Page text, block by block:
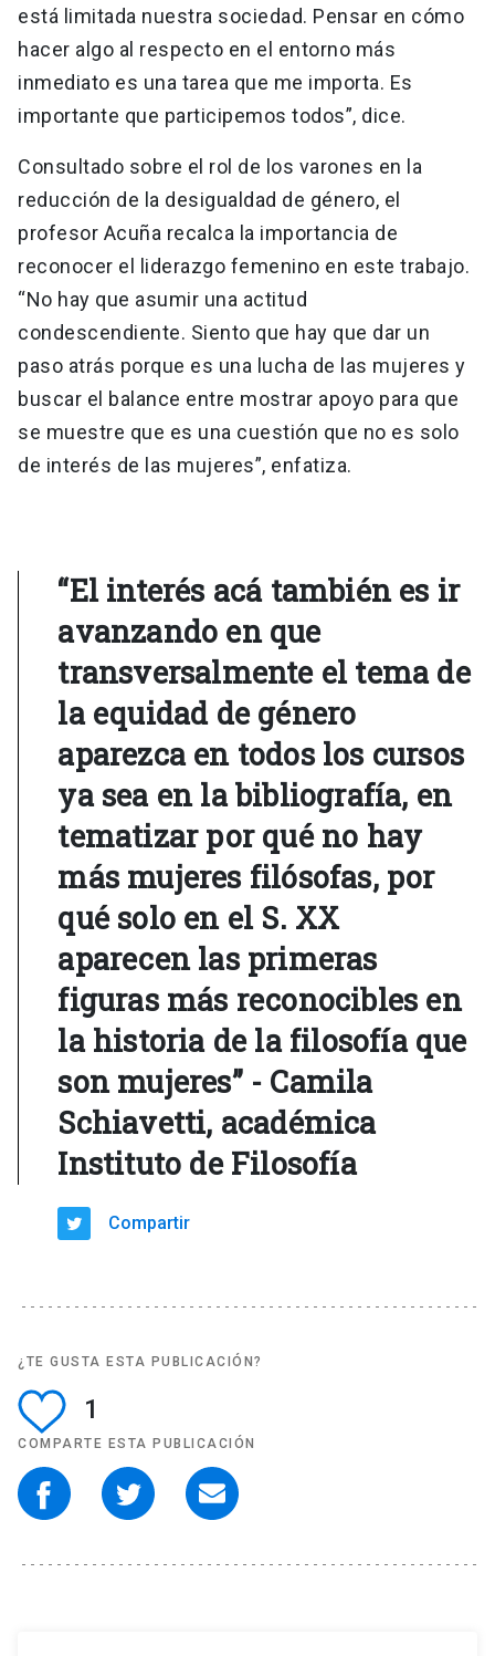
está limitada nuestra sociedad. Pensar en cómo
hacer algo al respecto en el entorno más
inmediato es una tarea que me importa. Es
importante que participemos todos”, dice.
Consultado sobre el rol de los varones en la
reducción de la desigualdad de género, el
profesor Acuña recalca la importancia de
reconocer el liderazgo femenino en este trabajo.
“No hay que asumir una actitud
condescendiente. Siento que hay que dar un
paso atrás porque es una lucha de las mujeres y
buscar el balance entre mostrar apoyo para que
se muestre que es una cuestión que no es solo
de interés de las mujeres”, enfatiza.
“El interés acá también es ir
avanzando en que
transversalmente el tema de
la equidad de género
aparezca en todos los cursos
ya sea en la bibliografía, en
tematizar por qué no hay
más mujeres filósofas, por
qué solo en el S. XX
aparecen las primeras
figuras más reconocibles en
la historia de la filosofía que
son mujeres” - Camila
Schiavetti, académica
Instituto de Filosofía
Compartir
¿TE GUSTA ESTA PUBLICACIÓN?
1
COMPARTE ESTA PUBLICACIÓN